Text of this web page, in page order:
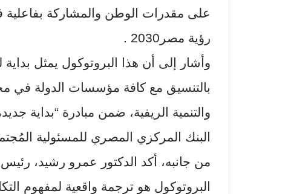
على مقدرات الوطن والمشاركة بفاعلية
رؤية مصر2030 .
وأشار إلى أن هذا البروتوكول يمثل
بالتنسيق مع كافة مؤسسات الدولة في
والتنمية الريفية، ضمن مبادرة “بداية
البنك المركزي المصري للمسئولية
من جانبه، أكد الدكتور عمرو رشيد،
البروتوكول هو ترجمة واقعية لمفهوم